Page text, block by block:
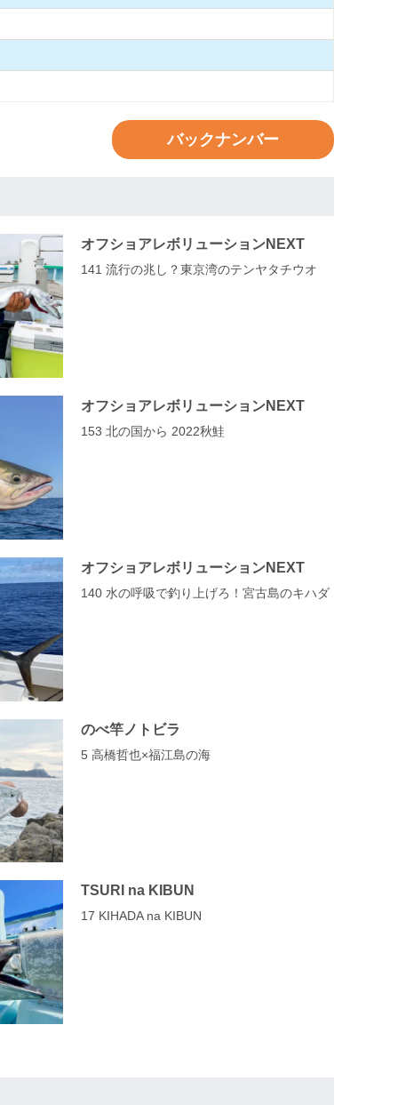
バックナンバー
オフショアレボリューションNEXT
141 流行の兆し？東京湾のテンヤタチウオ
オフショアレボリューションNEXT
153 北の国から 2022秋鮭
オフショアレボリューションNEXT
140 水の呼吸で釣り上げろ！宮古島のキハダ
のべ竿ノトビラ
5 高橋哲也×福江島の海
TSURI na KIBUN
17 KIHADA na KIBUN